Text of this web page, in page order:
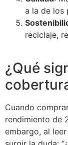
a la de los
reciclaje,
¿Qué
Cuando
rendimiento de
embargo, al